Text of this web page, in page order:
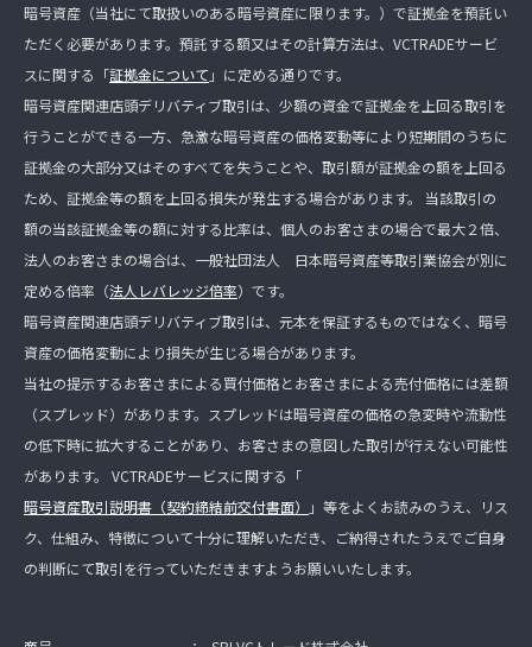
暗号資産（当社にて取扱いのある暗号資産に限ります。）で証拠金を預託い
ただく必要があります。預託する額又はその計算方法は、VCTRADEサービ
スに関する「証拠金について 」に定める通りです。
暗号資産関連店頭デリバティブ取引は、少額の資金で証拠金を上回る取引を
行うことができる一方、急激な暗号資産の価格変動等により短期間のうちに
証拠金の大部分又はそのすべてを失うことや、取引額が証拠金の額を上回る
ため、証拠金等の額を上回る損失が発生する場合があります。 当該取引の
額の当該証拠金等の額に対する比率は、個人のお客さまの場合で最大２倍、
法人のお客さまの場合は、一般社団法人 日本暗号資産等取引業協会が別に
定める倍率（法人レバレッジ倍率）です。
暗号資産関連店頭デリバティブ取引は、元本を保証するものではなく、暗号
資産の価格変動により損失が生じる場合があります。
当社の提示するお客さまによる買付価格とお客さまによる売付価格には差額
（スプレッド）があります。スプレッドは暗号資産の価格の急変時や流動性
の低下時に拡大することがあり、お客さまの意図した取引が行えない可能性
があります。 VCTRADEサービスに関する「
暗号資産取引説明書（契約締結前交付書面）
」等をよくお読みのうえ、リス
ク、仕組み、特徴について十分に理解いただき、ご納得されたうえでご自身
の判断にて取引を行っていただきますようお願いいたします。